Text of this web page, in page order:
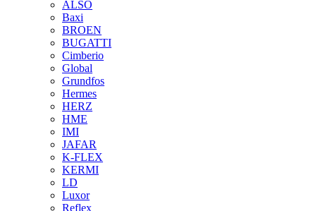
ALSO
Baxi
BROEN
BUGATTI
Cimberio
Global
Grundfos
Hermes
HERZ
HME
IMI
JAFAR
K-FLEX
KERMI
LD
Luxor
Reflex